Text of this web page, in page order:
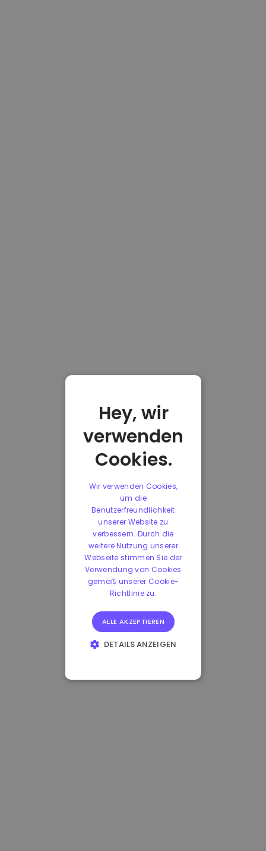
Hey, wir
verwenden
Cookies.
Wir verwenden Cookies,
um die
Benutzerfreundlichkeit
unserer Website zu
verbessern. Durch die
weitere Nutzung unserer
Webseite stimmen Sie der
Verwendung von Cookies
gemäß unserer Cookie-
Richtlinie zu.
ALLE AKZEPTIEREN
DETAILS ANZEIGEN